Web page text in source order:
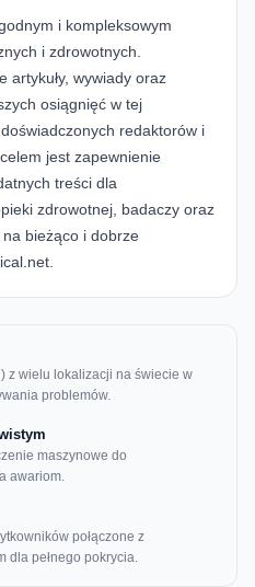
i kompleksowym
i zdrowotnych.
artykuły, wywiady oraz
osiągnięć w tej
redaktorów i
jest zapewnienie
treści dla
zdrowotnej, badaczy oraz
bieżąco i dobrze
.
z wielu lokalizacji na świecie w
problemów.
maszynowe do
awariom.
połączone z
dla pełnego pokrycia.